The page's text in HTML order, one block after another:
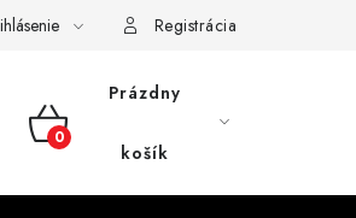
Registrácia
NÁKUPNÝ
Prázdny
košík